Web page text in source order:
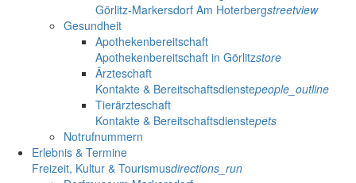
Görlitz-Markersdorf Am Hoterbergstreetview
Gesundheit
Apothekenbereitschaft
Apothekenbereitschaft in Görlitzstore
Ärzteschaft
Kontakte & Bereitschaftsdienstepeople_outline
Tierärzteschaft
Kontakte & Bereitschaftsdienstepets
Notrufnummern
Erlebnis & Termine
Freizeit, Kultur & Tourismusdirections_run